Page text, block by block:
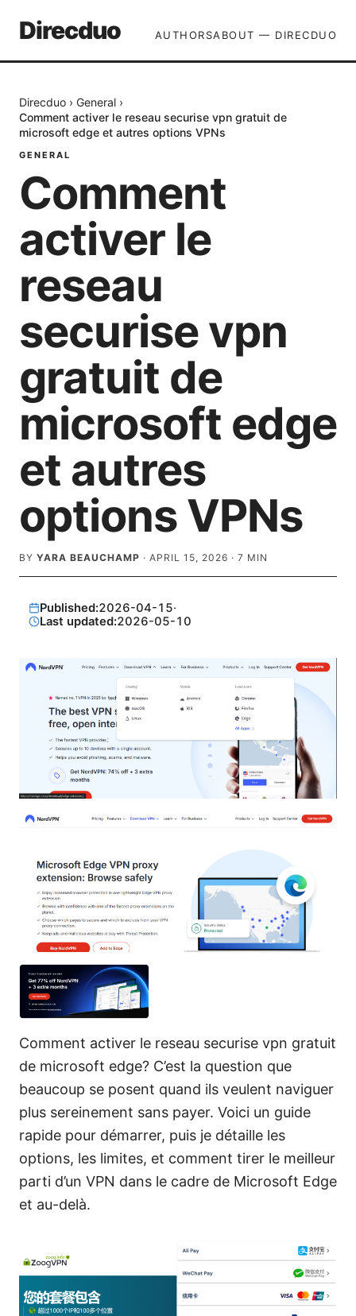
Direcduo AUTHORSABOUT — DIRECDUO
Direcduo › General ›
Comment activer le reseau securise vpn gratuit de
microsoft edge et autres options VPNs
GENERAL
Comment
activer le
reseau
securise vpn
gratuit de
microsoft edge
et autres
options VPNs
BY YARA BEAUCHAMP · APRIL 15, 2026 · 7 MIN
Published:2026-04-15·
Last updated:2026-05-10
Comment activer le reseau securise vpn gratuit
de microsoft edge? C’est la question que
beaucoup se posent quand ils veulent naviguer
plus sereinement sans payer. Voici un guide
rapide pour démarrer, puis je détaille les
options, les limites, et comment tirer le meilleur
parti d’un VPN dans le cadre de Microsoft Edge
et au-delà.